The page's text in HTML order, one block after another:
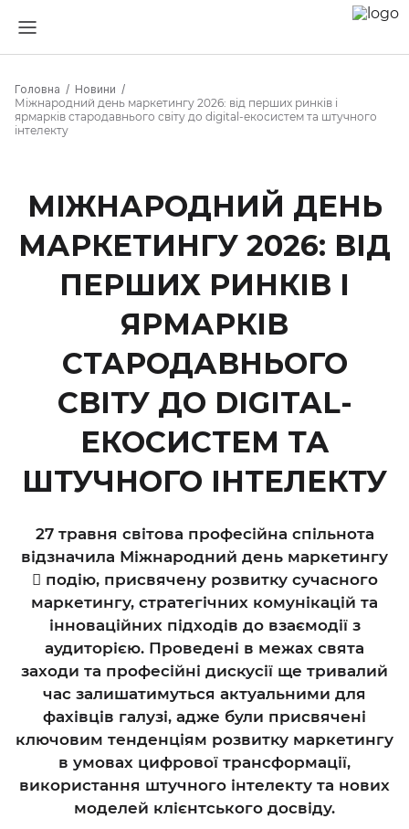
Головна
Новини
Міжнародний день маркетингу 2026: від перших ринків і
ярмарків стародавнього світу до digital-екосистем та штучного
інтелекту
МІЖНАРОДНИЙ ДЕНЬ
МАРКЕТИНГУ 2026: ВІД
ПЕРШИХ РИНКІВ І
ЯРМАРКІВ
СТАРОДАВНЬОГО
СВІТУ ДО DIGITAL-
ЕКОСИСТЕМ ТА
ШТУЧНОГО ІНТЕЛЕКТУ
27 травня світова професійна спільнота
відзначила Міжнародний день маркетингу
 подію, присвячену розвитку сучасного
маркетингу, стратегічних комунікацій та
інноваційних підходів до взаємодії з
аудиторією. Проведені в межах свята
заходи та професійні дискусії ще тривалий
час залишатимуться актуальними для
фахівців галузі, адже були присвячені
ключовим тенденціям розвитку маркетингу
в умовах цифрової трансформації,
використання штучного інтелекту та нових
моделей клієнтського досвіду.